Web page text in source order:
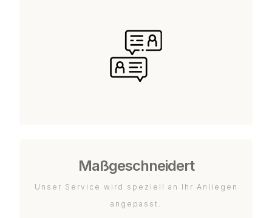
Maßgeschneidert
Unser Service wird speziell an Ihr Anliegen
angepasst.